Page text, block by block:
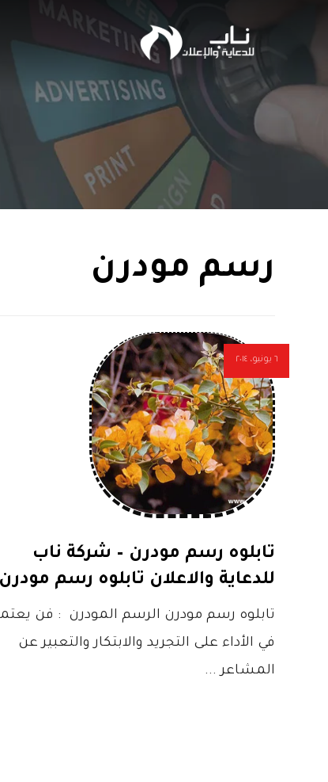
رسم مودرن
تابلوه رسم مودرن – شركة ناب
للدعاية والاعلان تابلوه رسم مودرن
٦ يونيو، ٢٠١٤
تابلوه رسم مودرن الرسم المودرن : فن
في الأداء على التجريد والابتكار والتعبير عن
المشاعر ...